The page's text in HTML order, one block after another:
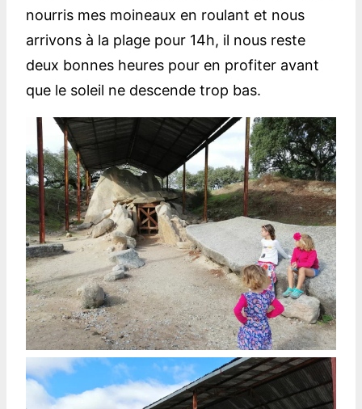
nourris mes moineaux en roulant et nous
arrivons à la plage pour 14h, il nous reste
deux bonnes heures pour en profiter avant
que le soleil ne descende trop bas.